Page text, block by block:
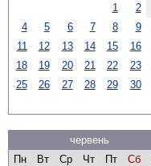
1
2
4
5 6 7 8 9
11
12 13 14 15 16
18
19 20 21 22 23
25
26 27 28 29 30
червень
Пн
Вт Ср Чт Пт Сб